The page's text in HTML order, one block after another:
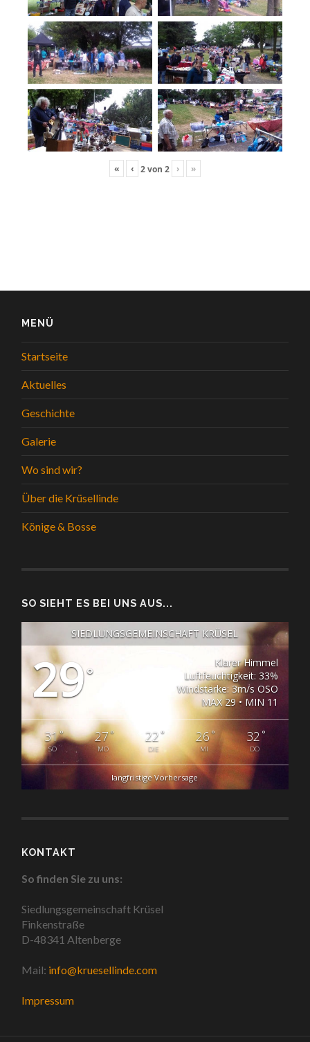
« ‹ 2von 2 › »
MENÜ
Startseite
Aktuelles
Geschichte
Galerie
Wo sind wir?
Über die Krüsellinde
Könige & Bosse
SO SIEHT ES BEI UNS AUS...
SIEDLUNGSGEMEINSCHAFT KRÜSEL
29°
Klarer Himmel
Luftfeuchtigkeit: 33%
Windstärke: 3m/s OSO
MAX 29 • MIN 11
31°
SO
27°
MO
22 °
DIE
26°
MI
32 °
DO
langfristige Vorhersage
KONTAKT
So finden Sie zu uns:
Siedlungsgemeinschaft Krüsel
Finkenstraße
D-48341 Altenberge
Mail: info@kruesellinde.com
Impressum